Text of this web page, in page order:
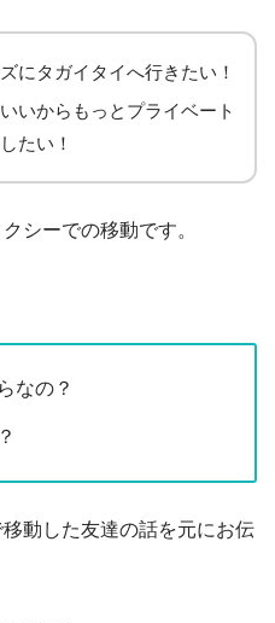
にタガイタイへ行きたい！
いからもっとプライベート
たい！
シーでの移動です。
なの？
動した友達の話を元にお伝